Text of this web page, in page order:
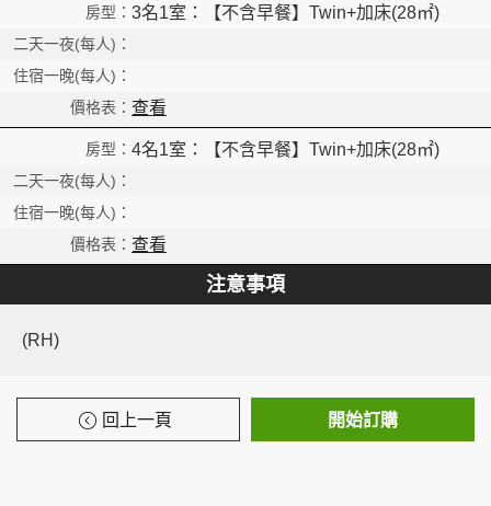
3名1室：【不含早餐】Twin+加床(28㎡)
查看
4名1室：【不含早餐】Twin+加床(28㎡)
查看
注意事項
(RH)
回上一頁 開始訂購